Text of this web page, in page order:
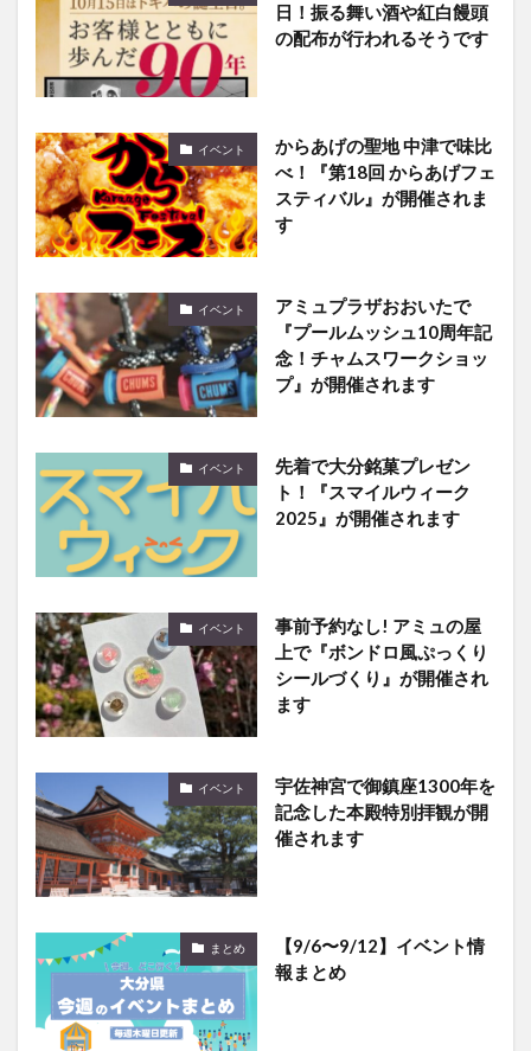
日！振る舞い酒や紅白饅頭
の配布が行われるそうです
イベント
からあげの聖地 中津で味比
べ！『第18回 からあげフェ
スティバル』が開催されま
す
イベント
アミュプラザおおいたで
『プールムッシュ10周年記
念！チャムスワークショッ
プ』が開催されます
イベント
先着で大分銘菓プレゼン
ト！『スマイルウィーク
2025』が開催されます
イベント
事前予約なし! アミュの屋
上で『ボンドロ風ぷっくり
シールづくり』が開催され
ます
イベント
宇佐神宮で御鎮座1300年を
記念した本殿特別拝観が開
催されます
まとめ
【9/6〜9/12】イベント情
報まとめ